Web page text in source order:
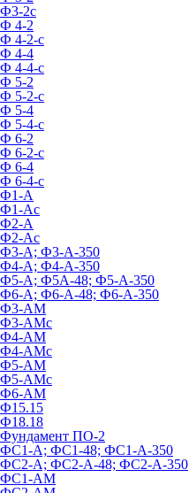
Ф3-2с
Ф 4-2
Ф 4-2-с
Ф 4-4
Ф 4-4-с
Ф 5-2
Ф 5-2-с
Ф 5-4
Ф 5-4-с
Ф 6-2
Ф 6-2-с
Ф 6-4
Ф 6-4-с
Ф1-А
Ф1-Ас
Ф2-А
Ф2-Ас
Ф3-А; Ф3-А-350
Ф4-А; Ф4-А-350
Ф5-А; Ф5А-48; Ф5-А-350
Ф6-А; Ф6-А-48; Ф6-А-350
Ф3-АМ
Ф3-АМс
Ф4-АМ
Ф4-АМс
Ф5-АМ
Ф5-АМс
Ф6-АМ
Ф15.15
Ф18.18
Фундамент ПО‑2
ФС1-А; ФС1-48; ФС1-А-350
ФС2-А; ФС2-А-48; ФС2-А-350
ФС1-АМ